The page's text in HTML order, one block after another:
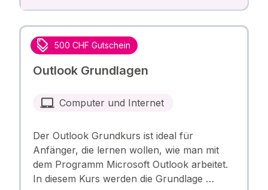
500 CHF Gutschein
Outlook Grundlagen
Computer und Internet
Der Outlook Grundkurs ist ideal für
Anfänger, die lernen wollen, wie man mit
dem Programm Microsoft Outlook arbeitet.
In diesem Kurs werden die Grundlage …